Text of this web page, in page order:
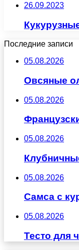
26.09.2023
Последние записи
05.08.2026
Овсяные
05.08.2026
05.08.2026
05.08.2026
Самса с
05.08.2026
Тесто для